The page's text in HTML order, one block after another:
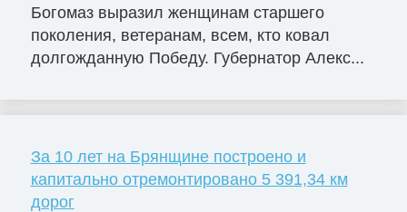
Богомаз выразил женщинам старшего
поколения, ветеранам, всем, кто ковал
долгожданную Победу. Губернатор Алекс...
За 10 лет на Брянщине построено и
капитально отремонтировано 5 391,34 км
дорог